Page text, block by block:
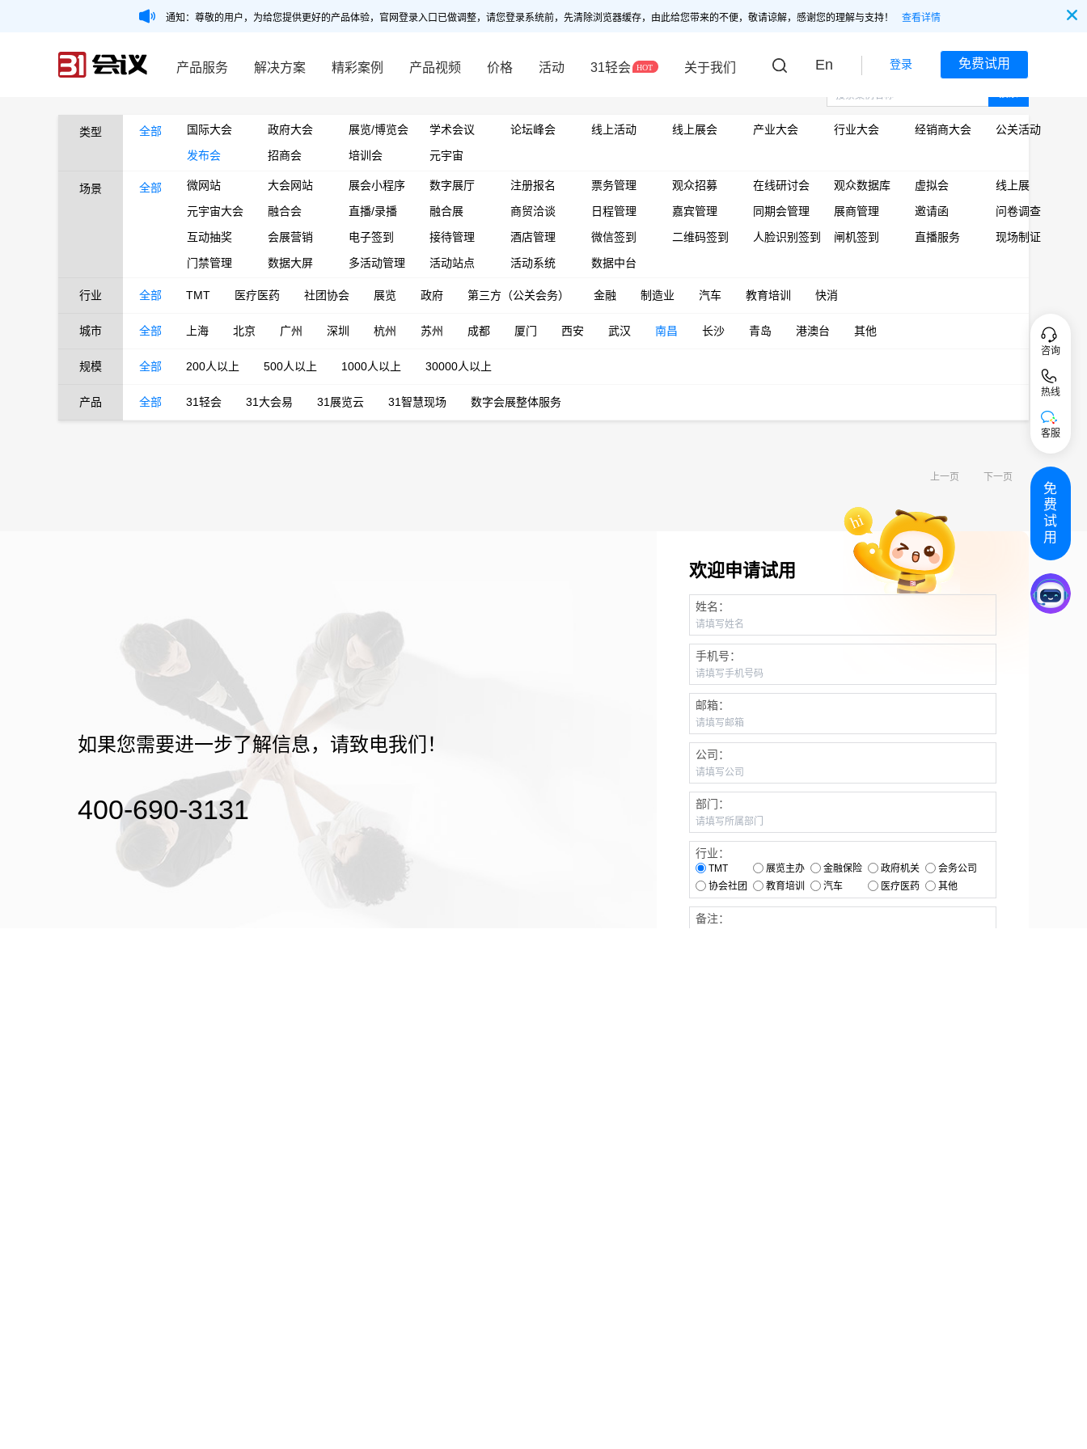
通知：尊敬的用户，为给您提供更好的产品体验，官网登录入口已做调整，请您登录系统前，先清除浏览器缓存，由此给您带来的不便，敬请谅解，感谢您的理解与支持！ 查看详情
产品服务 解决方案 精彩案例 产品视频 价格 活动 31轻会 关于我们 En 登录 免费试用
类型 全部 国际大会 政府大会 展览/博览会 学术会议 论坛峰会 线上活动 线上展会 产业大会 行业大会 经销商大会
公关活动
发布会
招商会 培训会 元宇宙
场景 全部 微网站 大会网站 展会小程序 数字展厅 注册报名 票务管理 观众招募 在线研讨会 观众数据库 虚拟会
线上展
元宇宙大会
融合会 直播/录播 融合展 商贸洽谈 日程管理 嘉宾管理 同期会管理 展商管理 邀请函
问卷调查
互动抽奖
会展营销 电子签到 接待管理 酒店管理 微信签到 二维码签到 人脸识别签到 闸机签到 直播服务
现场制证
门禁管理
数据大屏 多活动管理 活动站点 活动系统 数据中台
行业 全部 TMT 医疗医药 社团协会 展览 政府 第三方（公关会务） 金融 制造业 汽车 教育培训 快消
城市 全部 上海 北京 广州 深圳 杭州 苏州 成都 厦门 西安 武汉 南昌 长沙 青岛 港澳台 其他
规模 全部 200人以上 500人以上 1000人以上 30000人以上
产品 全部 31轻会 31大会易 31展览云 31智慧现场 数字会展整体服务
上一页 下一页
如果您需要进一步了解信息，请致电我们！
400-690-3131
欢迎申请试用
姓名：
手机号：
邮箱：
公司：
部门：
行业：
TMT 展览主办 金融保险 政府机关
会务公司
协会社团
教育培训 汽车 医疗医药 其他
备注：
咨询
热线
客服
免
费
试
用